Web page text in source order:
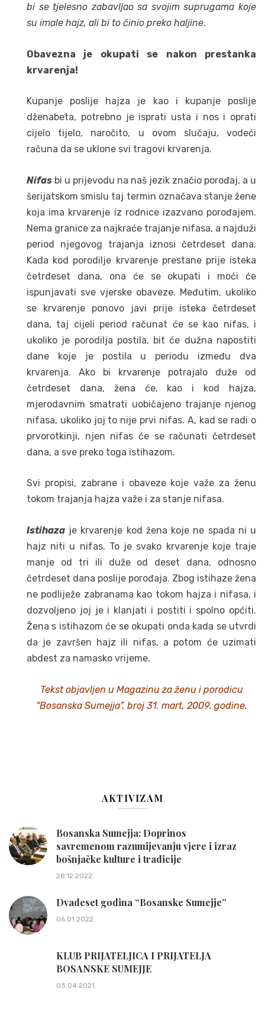
bi se tjelesno zabavljao sa svojim suprugama koje
su imale hajz, ali bi to činio preko haljine.
Obavezna je okupati se nakon prestanka
krvarenja!
Kupanje poslije hajza je kao i kupanje poslije
dženabeta, potrebno je isprati usta i nos i oprati
cijelo tijelo, naročito, u ovom slučaju, vodeći
računa da se uklone svi tragovi krvarenja.
Nifas bi u prijevodu na naš jezik značio porođaj, a u
šerijatskom smislu taj termin označava stanje žene
koja ima krvarenje iz rodnice izazvano porođajem.
Nema granice za najkraće trajanje nifasa, a najduži
period njegovog trajanja iznosi četrdeset dana.
Kada kod porodilje krvarenje prestane prije isteka
četrdeset dana, ona će se okupati i moći će
ispunjavati sve vjerske obaveze. Međutim, ukoliko
se krvarenje ponovo javi prije isteka četrdeset
dana, taj cijeli period računat će se kao nifas, i
ukoliko je porodilja postila, bit će dužna napostiti
dane koje je postila u periodu između dva
krvarenja. Ako bi krvarenje potrajalo duže od
četrdeset dana, žena će, kao i kod hajza,
mjerodavnim smatrati uobičajeno trajanje njenog
nifasa, ukoliko joj to nije prvi nifas. A, kad se radi o
prvorotkinji, njen nifas će se računati četrdeset
dana, a sve preko toga istihazom.
Svi propisi, zabrane i obaveze koje važe za ženu
tokom trajanja hajza važe i za stanje nifasa.
Istihaza je krvarenje kod žena koje ne spada ni u
hajz niti u nifas. To je svako krvarenje koje traje
manje od tri ili duže od deset dana, odnosno
četrdeset dana poslije porođaja. Zbog istihaze žena
ne podliježe zabranama kao tokom hajza i nifasa, i
dozvoljeno joj je i klanjati i postiti i spolno općiti.
Žena s istihazom će se okupati onda kada se utvrdi
da je završen hajz ili nifas, a potom će uzimati
abdest za namasko vrijeme.
Tekst objavljen u Magazinu za ženu i porodicu
“Bosanska Sumejja”, broj 31. mart, 2009. godine.
AKTIVIZAM
Bosanska Sumejja: Doprinos
savremenom razumijevanju vjere i izraz
bošnjačke kulture i tradicije
28.12.2022.
Dvadeset godina “Bosanske Sumejje”
06.01.2022.
KLUB PRIJATELJICA I PRIJATELJA
BOSANSKE SUMEJJE
03.04.2021.